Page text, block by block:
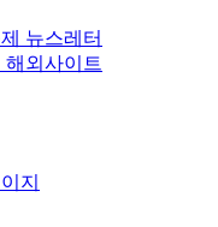
뉴스레터
해외사이트
지